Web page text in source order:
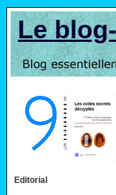
Le
Editorial